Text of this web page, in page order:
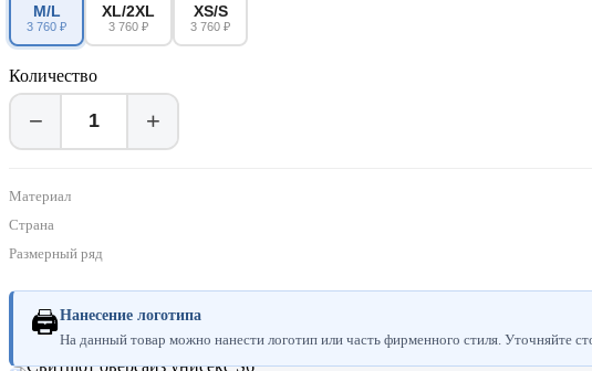
M/L
3 760 ₽
XL/2XL
3 760 ₽
XS/S
3 760 ₽
Количество
− +
Материал
Страна
Размерный ряд
🖨Нанесение логотипа
На данный товар можно нанести логотип или часть фирменного стиля. Уточняйте